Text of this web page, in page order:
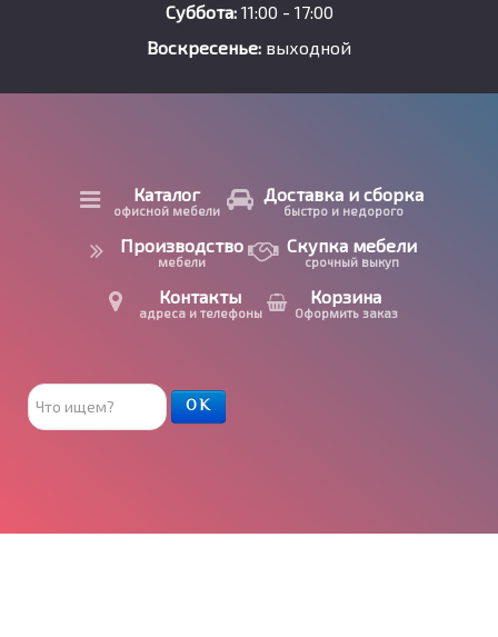
Суббота:11:00 - 17:00
Воскресенье: выходной
Каталог
офисной мебели
Доставка и сборка
быстро и недорого
Производство
мебели
Скупка мебели
срочный выкуп
Контакты
адреса и телефоны
Корзина
Оформить заказ
Поиск
товара
ОК